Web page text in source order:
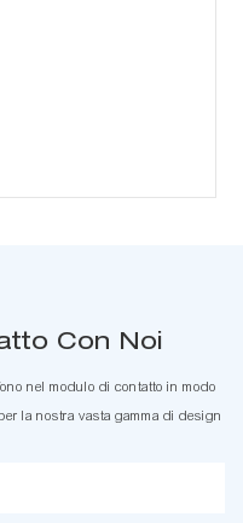
Con Noi
nel modulo di contatto in modo
la nostra vasta gamma di design